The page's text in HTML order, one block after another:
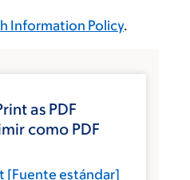
Information Policy.
as PDF
como PDF
[Fuente estándar]